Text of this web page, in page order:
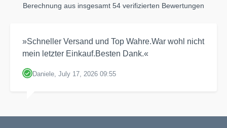
Berechnung aus insgesamt 54 verifizierten Bewertungen
»Schneller Versand und Top Wahre.War wohl nicht
mein letzter Einkauf.Besten Dank.«
Daniele, July 17, 2026 09:55